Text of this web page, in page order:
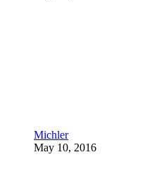
Michler
May 10, 2016